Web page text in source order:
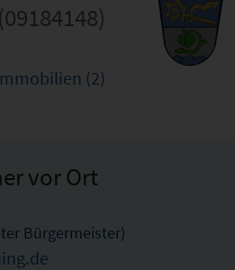
(09184148)
(2)
vor Ort
Bürgermeister)